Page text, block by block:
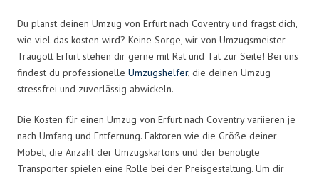
Du planst deinen Umzug von Erfurt nach Coventry und fragst dich,
wie viel das kosten wird? Keine Sorge, wir von Umzugsmeister
Traugott Erfurt stehen dir gerne mit Rat und Tat zur Seite! Bei uns
findest du professionelle Umzugshelfer, die deinen Umzug
stressfrei und zuverlässig abwickeln.
Die Kosten für einen Umzug von Erfurt nach Coventry variieren je
nach Umfang und Entfernung. Faktoren wie die Größe deiner
Möbel, die Anzahl der Umzugskartons und der benötigte
Transporter spielen eine Rolle bei der Preisgestaltung. Um dir